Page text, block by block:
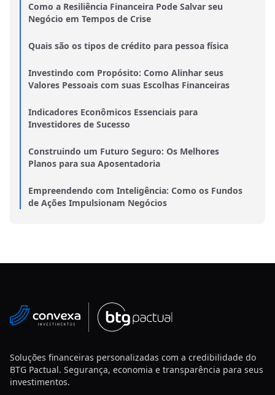
Como a Resiliência Financeira Pode Salvar seu
Negócio em Tempos de Crise
Quais são os tipos de crédito para pessoa física
Investindo com Propósito: Como Alinhar seus
Valores Pessoais com suas Escolhas Financeiras
Indicadores Econômicos Essenciais para
Investidores de Sucesso
Construindo um Futuro Seguro: Os Melhores
Planos para sua Aposentadoria
Empreendendo com Inteligência: Como os Fundos
de Ações Impulsionam Negócios
BDRs ou Ações Locais? Entenda as Diferenças e
Faça a Escolha Certa
gastando menos
O Impacto das Políticas Econômicas nas Suas
Soluções financeiras personalizadas com a credibilidade do
BTG Pactual. Segurança, economia e transparência para seus
investimentos.